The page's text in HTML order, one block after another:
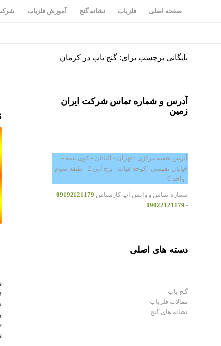
صفحه اصلی فلزیاب نشانه گنج آموزش فلزیاب
بایگانی برچسب برای: گنج یاب در کرمان
آدرس و شماره تماس شرکت ایران
زمین
آدرس شعبه مرکزی : تهران - اکباتان - کوی بیمه -
خیابان نفیسی - کوچه فیات - برج آبی 2 - طبقه سوم
- واحد 6
شماره تماس و واتس آپ کارشناس 09192121179
-
09022121179
دسته های اصلی
گنج یاب
مقالات فلزیاب
نشانه های گنج